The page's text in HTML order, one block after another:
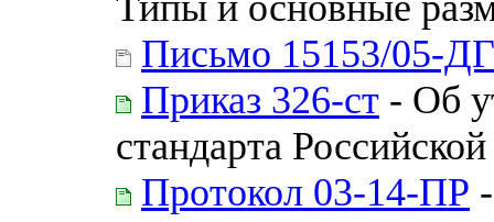
Письмо 15153/05-ДГ
Приказ 326-ст - Об
стандарта
Протокол 03-14-ПР